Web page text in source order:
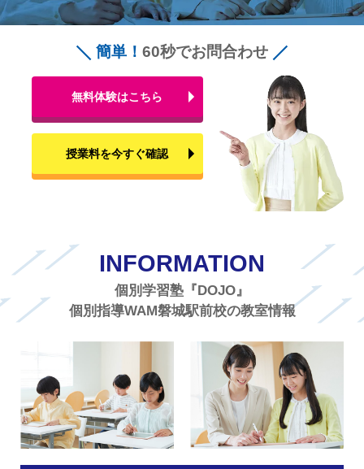
簡単！ 60秒でお問合わせ
無料体験はこちら
授業料を今すぐ確認
INFORMATION
個別学習塾『DOJO』
個別指導WAM磐城駅前校の教室情報